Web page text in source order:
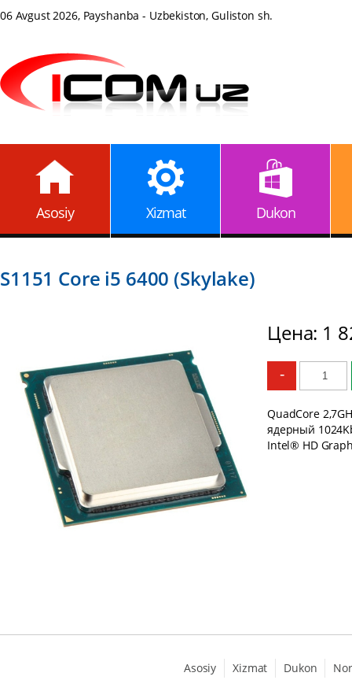
06 Avgust 2026, Payshanba - Uzbekiston, Guliston sh.
Asosiy Xizmat Dukon
S1151 Core i5 6400 (Skylake)
Цена: 1
-
QuadCore
ядерный
Intel® HD
Asosiy Xizmat Dukon